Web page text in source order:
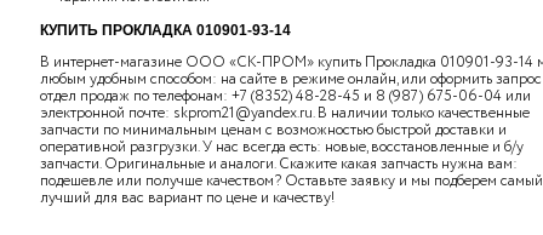
КУПИТЬ ПРОКЛАДКА 010901-93-14
В интернет-магазине ООО «СК-ПРОМ» купить Прокладка 010901-93-14
любым удобным способом: на сайте в режиме онлайн, или оформить
отдел продаж по телефонам: +7 (8352) 48-28-45 и 8 (987) 675-06-04 или
электронной почте: skprom21@yandex.ru. В наличии только качественные
запчасти по минимальным ценам с возможностью быстрой доставки и
оперативной разгрузки. У нас всегда есть: новые, восстановленные и б/у
запчасти. Оригинальные и аналоги. Скажите какая запчасть нужна вам:
подешевле или получше качеством? Оставьте заявку и мы подберем самый
лучший для вас вариант по цене и качеству!